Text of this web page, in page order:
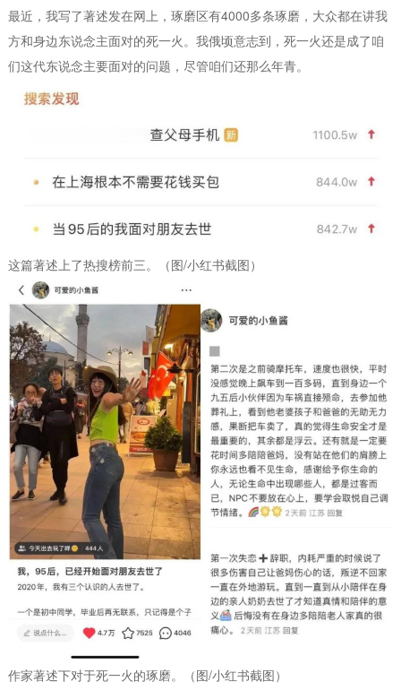
最近，我写了著述发在网上，琢磨区有4000多条琢磨，大众都在讲我
方和身边东说念主面对的死一火。我俄顷意志到，死一火还是成了咱
们这代东说念主要面对的问题，尽管咱们还那么年青。
这篇著述上了热搜榜前三。（图/小红书截图）
作家著述下对于死一火的琢磨。（图/小红书截图）